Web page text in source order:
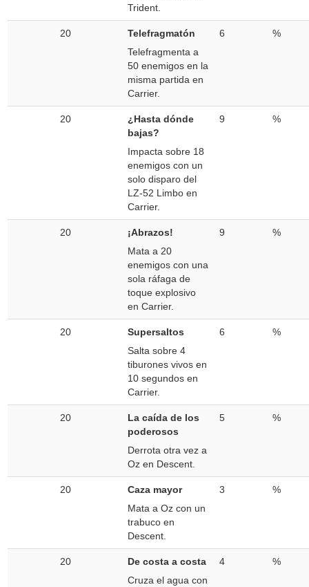
Trident.
20
Telefragmatón
Telefragmenta a
50 enemigos en la
misma partida en
Carrier.
6 %
20
¿Hasta dónde
bajas?
Impacta sobre 18
enemigos con un
solo disparo del
LZ-52 Limbo en
Carrier.
9 %
20
¡Abrazos!
Mata a 20
enemigos con una
sola ráfaga de
toque explosivo
en Carrier.
9 %
20
Supersaltos
Salta sobre 4
tiburones vivos en
10 segundos en
Carrier.
6 %
20
La caída de los
poderosos
Derrota otra vez a
Oz en Descent.
5 %
20
Caza mayor
Mata a Oz con un
trabuco en
Descent.
3 %
20
De costa a costa
Cruza el agua con
4 %